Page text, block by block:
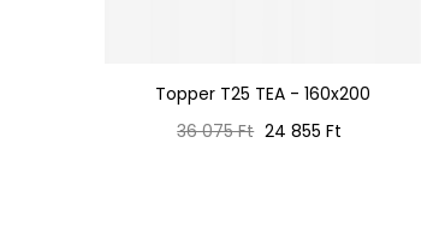
Topper T25 TEA - 160x200
Normál
36 075 Ft Ár
24 855 Ft